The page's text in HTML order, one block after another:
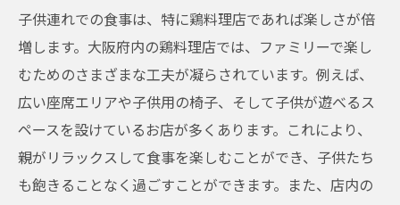
子供連れでの食事は、特に鶏料理店であれば楽しさが倍
増します。大阪府内の鶏料理店では、ファミリーで楽し
むためのさまざまな工夫が凝らされています。例えば、
広い座席エリアや子供用の椅子、そして子供が遊べるス
ペースを設けているお店が多くあります。これにより、
親がリラックスして食事を楽しむことができ、子供たち
も飽きることなく過ごすことができます。また、店内の